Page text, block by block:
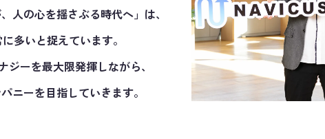
人の心を揺さぶる時代へ」は、
多いと捉えています。
ジーを最大限発揮しながら、
ニーを目指していきます。